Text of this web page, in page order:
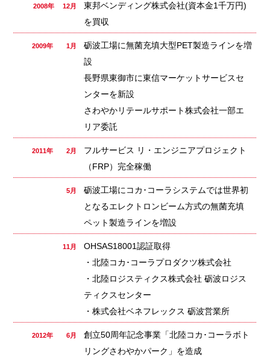
2008年 12月
東邦ベンディング株式会社(資本金1千万円)
を買収
2009年 1月
砺波工場に無菌充填大型PET製造ラインを増
設
長野県東御市に東信マーケットサービスセ
ンターを新設
さわやかリテールサポート株式会社一部エ
リア委託
2011年 2月
フルサービス リ・エンジニアプロジェクト
（FRP）完全稼働
5月
砺波工場にコカ･コーラシステムでは世界初
となるエレクトロンビーム方式の無菌充填
ペット製造ラインを増設
11月
OHSAS18001認証取得
・北陸コカ･コーラプロダクツ株式会社
・北陸ロジスティクス株式会社 砺波ロジス
ティクスセンター
・株式会社ベネフレックス 砺波営業所
2012年 6月
創立50周年記念事業「北陸コカ･コーラボト
リングさわやかパーク」を造成